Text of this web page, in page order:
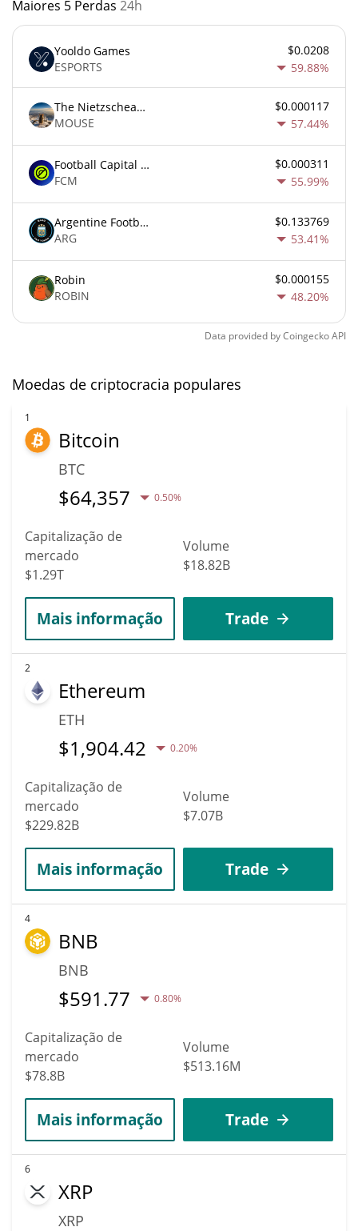
Maiores 5 Perdas 24h
Yooldo Games
ESPORTS
$0.0208
59.88%
The Nietzschean Mouse
MOUSE
$0.000117
57.44%
Football Capital Markets
FCM
$0.000311
55.99%
Argentine Football Association Fan Token
ARG
$0.133769
53.41%
Robin
ROBIN
$0.000155
48.20%
Data provided byCoingeckoAPI
Moedas de criptocracia populares
1
Bitcoin
BTC
$64,357 0.50%
Capitalização de
mercado
$1.29T
Volume
$18.82B
Mais informação Trade
2
Ethereum
ETH
$1,904.42 0.20%
Capitalização de
mercado
$229.82B
Volume
$7.07B
Mais informação Trade
4
BNB
BNB
$591.77 0.80%
Capitalização de
mercado
$78.8B
Volume
$513.16M
Mais informação Trade
6
XRP
XRP